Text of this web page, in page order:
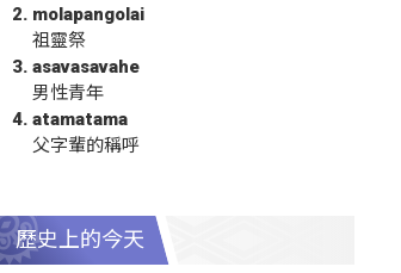
molapangolai
祖靈祭
asavasavahe
男性青年
atamatama
父字輩的稱呼
歷史上的今天